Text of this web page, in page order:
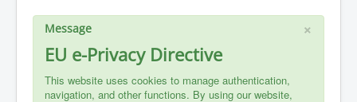
×
Message
EU e-Privacy Directive
This website uses cookies to manage authentication,
navigation, and other functions. By using our website,